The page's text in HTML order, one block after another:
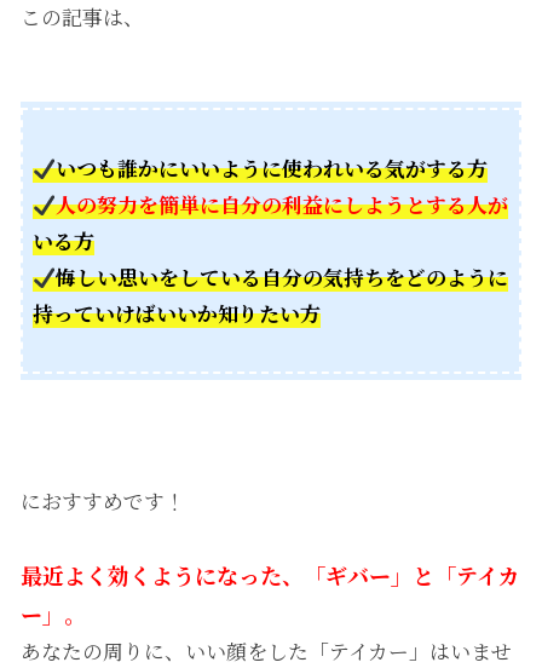
この記事は、
いつも誰かにいいように使われいる気がする方
人の努力を簡単に自分の利益にしようとする人が
いる方
悔しい思いをしている自分の気持ちをどのように
持っていけばいいか知りたい方
におすすめです！
最近よく効くようになった、「ギバー」と「テイカ
ー」。
あなたの周りに、いい顔をした「テイカー」はいませ